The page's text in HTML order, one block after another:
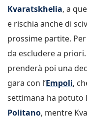
Kvaratskhelia, a
e rischia anche di
prossime partite.
da escludere a
prenderà poi una
gara con l’Empoli,
settimana ha potuto
Politano, mentre